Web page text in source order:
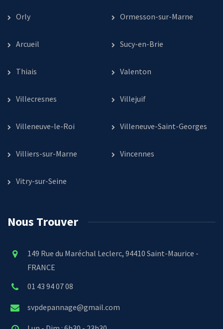
Orly Ormesson-sur-Marne
Arcueil Sucy-en-Brie
Thiais Valenton
Villecresnes Villejuif
Villeneuve-le-Roi Villeneuve-Saint-Georges
Villiers-sur-Marne Vincennes
Vitry-sur-Seine
Nous Trouver
149 Rue du Maréchal Leclerc, 94410 Saint-Maurice -
FRANCE
01 43 94 07 08
svpdepannage@gmail.com